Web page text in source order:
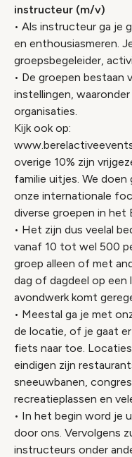
instructeur (m/v)
• Als instructeur ga je
en enthousiasmeren.
groepsbegeleider,
• De groepen bestaan
instellingen,
organisaties.
Kijk ook op:
overige 10% zijn
familie uitjes. We doen
onze internationale
diverse groepen in het
• Het zijn dus veelal
vanaf 10 tot wel 500
groep alleen of met
dag of dagdeel op een
avondwerk komt
• Meestal ga je met
de locatie, of je gaat
fiets naar toe.
eindigen zijn
sneeuwbanen,
recreatieplassen en
• In het begin word je
door ons. Vervolgens
instructeurs onder